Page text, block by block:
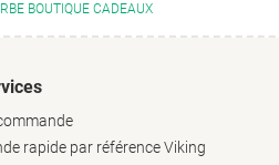
BOUTIQUE CADEAUX
rapide par référence Viking